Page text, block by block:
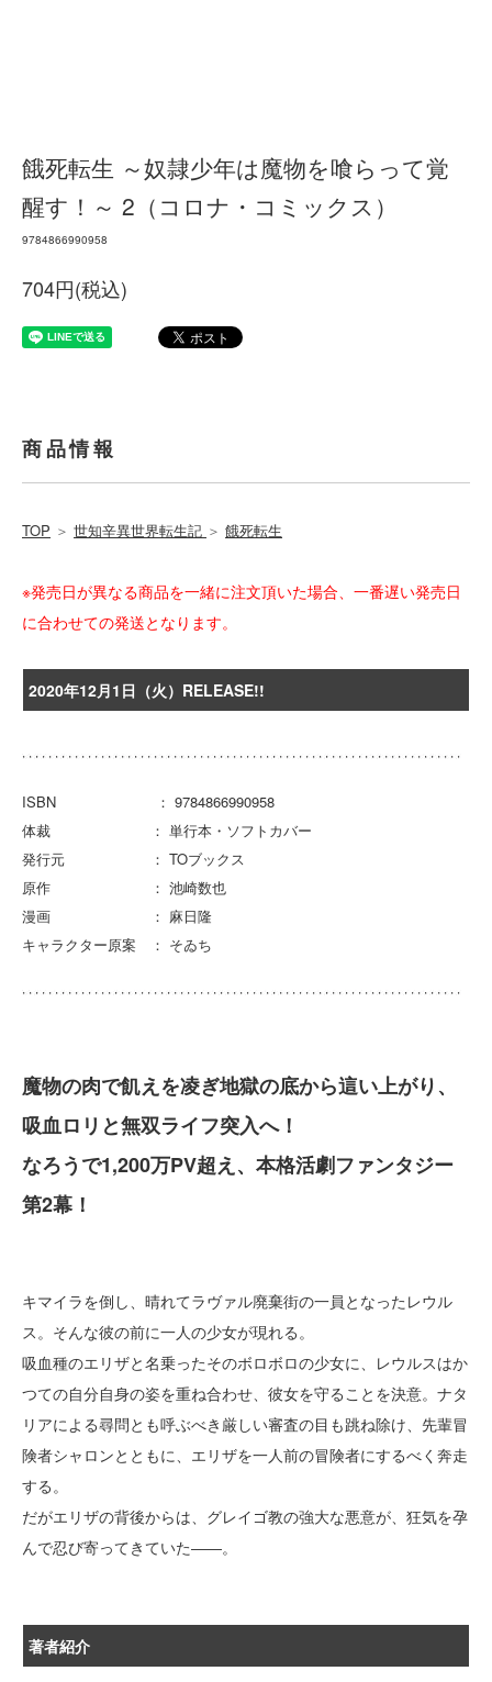
餓死転生 ～奴隷少年は魔物を喰らって覚
醒す！～ 2（コロナ・コミックス）
9784866990958
704円(税込)
商品情報
TOP ＞ 世知辛異世界転生記 ＞ 餓死転生
※発売日が異なる商品を一緒に注文頂いた場合、一番遅い発売日
に合わせての発送となります。
2020年12月1日（火）RELEASE!!
ISBN ： 9784866990958
体裁 ： 単行本・ソフトカバー
発行元 ： TOブックス
原作 ： 池崎数也
漫画 ： 麻日隆
キャラクター原案 ： そゐち
魔物の肉で飢えを凌ぎ地獄の底から這い上がり、
吸血ロリと無双ライフ突入へ！
なろうで1,200万PV超え、本格活劇ファンタジー
第2幕！
キマイラを倒し、晴れてラヴァル廃棄街の一員となったレウル
ス。そんな彼の前に一人の少女が現れる。
吸血種のエリザと名乗ったそのボロボロの少女に、レウルスはか
つての自分自身の姿を重ね合わせ、彼女を守ることを決意。ナタ
リアによる尋問とも呼ぶべき厳しい審査の目も跳ね除け、先輩冒
険者シャロンとともに、エリザを一人前の冒険者にするべく奔走
する。
だがエリザの背後からは、グレイゴ教の強大な悪意が、狂気を孕
んで忍び寄ってきていた――。
著者紹介